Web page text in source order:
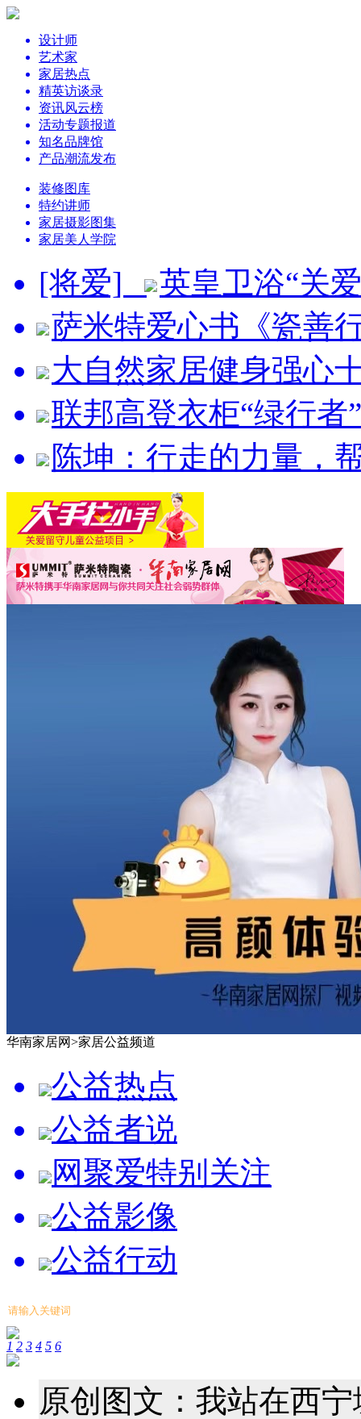
设计师
艺术家
家居热点
精英访谈录
资讯风云榜
活动专题报道
知名品牌馆
产品潮流发布
装修图库
特约讲师
家居摄影图集
家居美人学院
[将爱] 英皇卫浴“关
萨米特爱心书《瓷善
大自然家居健身强心
联邦高登衣柜“绿行者
陈坤：行走的力量，
华南家居网>家居公益频道
公益热点
公益者说
网聚爱特别关注
公益影像
公益行动
1 2 3 4 5 6
原创图文：我站在西